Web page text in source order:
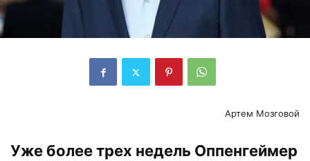
Артем Мозговой
Уже более трех недель Оппенгеймер